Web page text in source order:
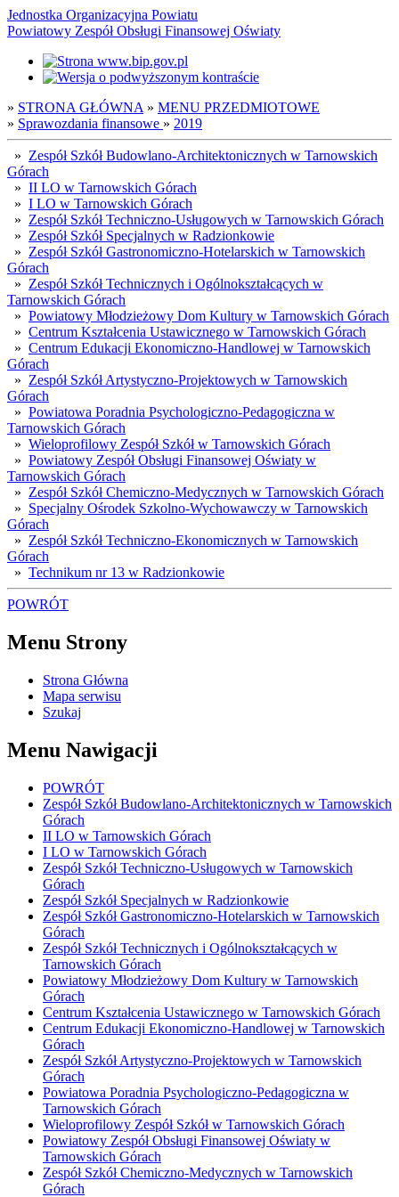
Jednostka Organizacyjna Powiatu
Powiatowy Zespół Obsługi Finansowej Oświaty
» STRONA GŁÓWNA » MENU PRZEDMIOTOWE
» Sprawozdania finansowe » 2019
» Zespół Szkół Budowlano-Architektonicznych w Tarnowskich
Górach
» II LO w Tarnowskich Górach
» I LO w Tarnowskich Górach
» Zespół Szkół Techniczno-Usługowych w Tarnowskich Górach
» Zespół Szkół Specjalnych w Radzionkowie
» Zespół Szkół Gastronomiczno-Hotelarskich w Tarnowskich
Górach
» Zespół Szkół Technicznych i Ogólnokształcących w
Tarnowskich Górach
» Powiatowy Młodzieżowy Dom Kultury w Tarnowskich Górach
» Centrum Kształcenia Ustawicznego w Tarnowskich Górach
» Centrum Edukacji Ekonomiczno-Handlowej w Tarnowskich
Górach
» Zespół Szkół Artystyczno-Projektowych w Tarnowskich
Górach
» Powiatowa Poradnia Psychologiczno-Pedagogiczna w
Tarnowskich Górach
» Wieloprofilowy Zespół Szkół w Tarnowskich Górach
» Powiatowy Zespół Obsługi Finansowej Oświaty w
Tarnowskich Górach
» Zespół Szkół Chemiczno-Medycznych w Tarnowskich Górach
» Specjalny Ośrodek Szkolno-Wychowawczy w Tarnowskich
Górach
» Zespół Szkół Techniczno-Ekonomicznych w Tarnowskich
Górach
» Technikum nr 13 w Radzionkowie
POWRÓT
Menu Strony
Strona Główna
Mapa serwisu
Szukaj
Menu Nawigacji
POWRÓT
Zespół Szkół Budowlano-Architektonicznych w Tarnowskich
Górach
II LO w Tarnowskich Górach
I LO w Tarnowskich Górach
Zespół Szkół Techniczno-Usługowych w Tarnowskich
Górach
Zespół Szkół Specjalnych w Radzionkowie
Zespół Szkół Gastronomiczno-Hotelarskich w Tarnowskich
Górach
Zespół Szkół Technicznych i Ogólnokształcących w
Tarnowskich Górach
Powiatowy Młodzieżowy Dom Kultury w Tarnowskich
Górach
Centrum Kształcenia Ustawicznego w Tarnowskich Górach
Centrum Edukacji Ekonomiczno-Handlowej w Tarnowskich
Górach
Zespół Szkół Artystyczno-Projektowych w Tarnowskich
Górach
Powiatowa Poradnia Psychologiczno-Pedagogiczna w
Tarnowskich Górach
Wieloprofilowy Zespół Szkół w Tarnowskich Górach
Powiatowy Zespół Obsługi Finansowej Oświaty w
Tarnowskich Górach
Zespół Szkół Chemiczno-Medycznych w Tarnowskich
Górach